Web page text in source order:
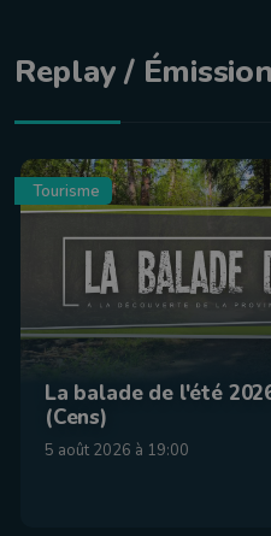
Replay /
Tourisme
La balade de l'été
(Cens)
5 août 2026 à 19:00